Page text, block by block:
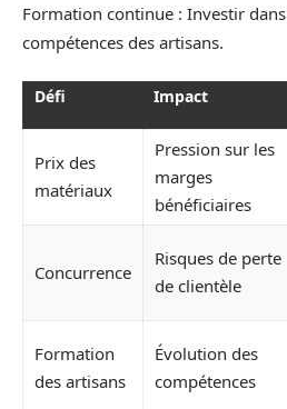
Formation continue : Investir
compétences des artisans.
Défi Impact
Prix des
matériaux
Pression sur les
marges
bénéficiaires
Concurrence
Risques de perte
de clientèle
Formation
des artisans
Évolution des
compétences